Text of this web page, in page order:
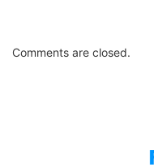
Comments are closed.